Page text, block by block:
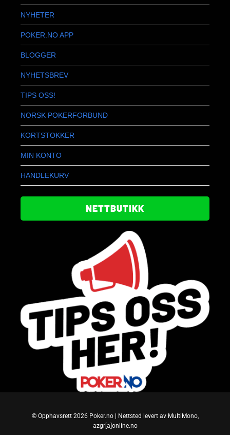
NYHETER
POKER.NO APP
BLOGGER
NYHETSBREV
TIPS OSS!
NORSK POKERFORBUND
KORTSTOKKER
MIN KONTO
HANDLEKURV
NETTBUTIKK
© Opphavsrett 2026 Poker.no | Nettsted levert av MultiMono,
azgr[a]online.no